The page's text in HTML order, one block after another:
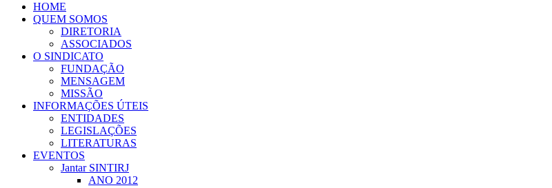
HOME
QUEM SOMOS
DIRETORIA
ASSOCIADOS
O SINDICATO
FUNDAÇÃO
MENSAGEM
MISSÃO
INFORMAÇÕES ÚTEIS
ENTIDADES
LEGISLAÇÕES
LITERATURAS
EVENTOS
Jantar SINTIRJ
ANO 2012